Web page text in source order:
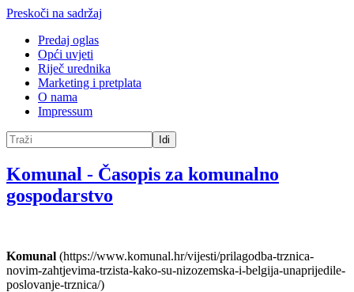
Preskoči na sadržaj
Predaj oglas
Opći uvjeti
Riječ urednika
Marketing i pretplata
O nama
Impressum
Idi
Komunal - Časopis za komunalno
gospodarstvo
Komunal (https://www.komunal.hr/vijesti/prilagodba-trznica-
novim-zahtjevima-trzista-kako-su-nizozemska-i-belgija-unaprijedile-
poslovanje-trznica/)